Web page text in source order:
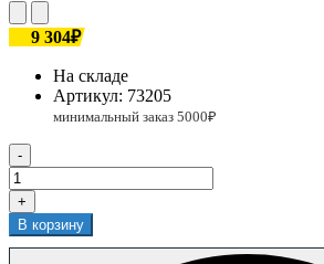
9 304₽
На складе
Артикул: 73205
-
+
В корзину